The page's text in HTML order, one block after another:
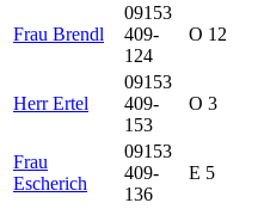
Frau Brendl
09153
409-
124
O 12
Herr Ertel
09153
409-
153
O 3
Frau
Escherich
09153
409-
136
E 5